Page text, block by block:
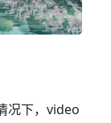
况下，video